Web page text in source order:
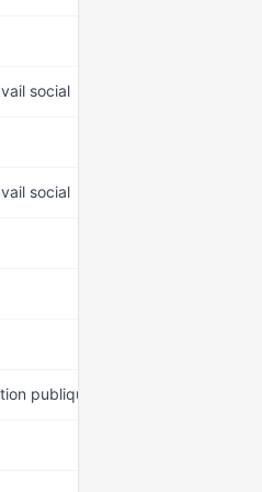
social
social
publique